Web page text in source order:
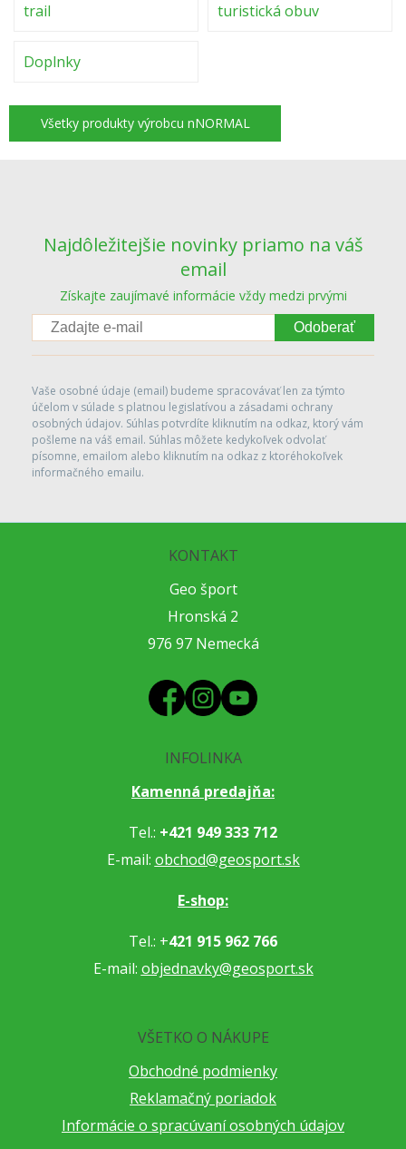
trail
turistická obuv
Doplnky
Všetky produkty výrobcu nNORMAL
Najdôležitejšie novinky priamo na váš
email
Získajte zaujímavé informácie vždy medzi prvými
Odoberať
Vaše osobné údaje (email) budeme spracovávať len za týmto
účelom v súlade s platnou legislatívou a zásadami ochrany
osobných údajov. Súhlas potvrdíte kliknutím na odkaz, ktorý vám
pošleme na váš email. Súhlas môžete kedykoľvek odvolať
písomne, emailom alebo kliknutím na odkaz z ktoréhokoľvek
informačného emailu.
KONTAKT
Geo šport
Hronská 2
976 97 Nemecká
INFOLINKA
Kamenná predajňa:
Tel.: +421 949 333 712
E-mail: obchod@geosport.sk
E-shop:
Tel.: +421 915 962 766
E-mail: objednavky@geosport.sk
VŠETKO O NÁKUPE
Obchodné podmienky
Reklamačný poriadok
Informácie o spracúvaní osobných údajov